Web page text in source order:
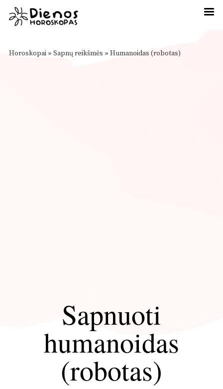
Horoskopai » Sapnų reikšmės » Humanoidas (robotas)
Sapnuoti
humanoidas
(robotas)